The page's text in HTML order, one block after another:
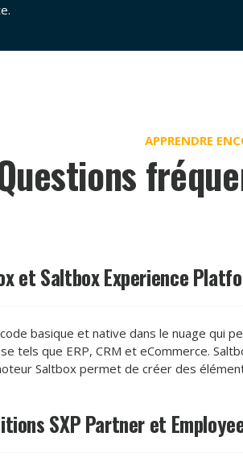
APPRENDRE
et Saltbox Experience
basique et native dans le nuage
tels que ERP, CRM et eCommerce.
Saltbox permet de créer des
SXP Partner et